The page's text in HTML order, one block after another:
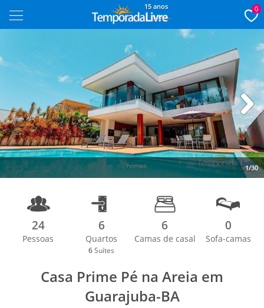
15 anos 0
1/30
Next
24
Pessoas
6
Quartos
6 Suítes
6
Camas de casal
0
Sofa-camas
Casa Prime Pé na Areia em
Guarajuba-BA